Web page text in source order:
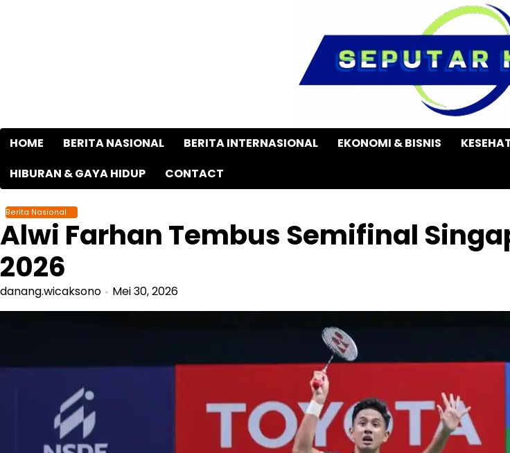
HOME BERITA NASIONAL BERITA INTERNASIONAL EKONOMI & BISNIS
HIBURAN & GAYA HIDUP
CONTACT
Berita Nasional
Alwi Farhan Tembus Semifinal
2026
danang.wicaksono Mei 30, 2026